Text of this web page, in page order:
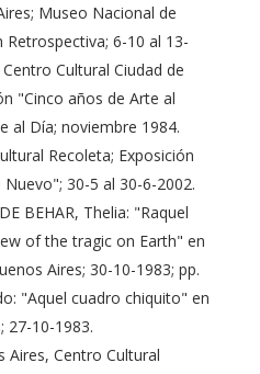
Museo Nacional de
Retrospectiva; 6-10 al 13-
Cultural Ciudad de
"Cinco años de Arte al
al Día; noviembre 1984.
Recoleta; Exposición
30-5 al 30-6-2002.
BEHAR, Thelia: "Raquel
of the tragic on Earth" en
Aires; 30-10-1983; pp.
"Aquel cuadro chiquito" en
27-10-1983.
Aires, Centro Cultural